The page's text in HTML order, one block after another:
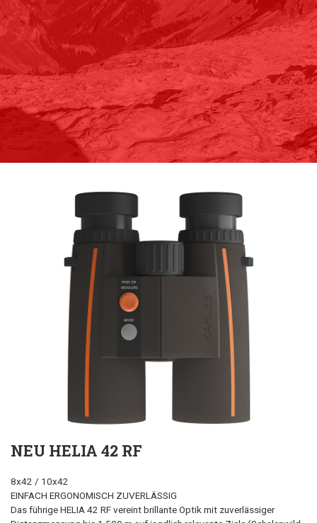
NEU HELIA 42 RF
8x42 / 10x42
EINFACH ERGONOMISCH ZUVERLÄSSIG
Das führige HELIA 42 RF vereint brillante Optik mit zuverlässiger